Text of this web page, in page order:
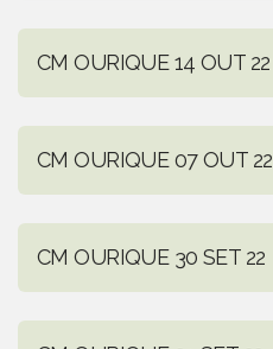
CM OURIQUE 14 OUT 22
CM OURIQUE 07 OUT 22
CM OURIQUE 30 SET 22